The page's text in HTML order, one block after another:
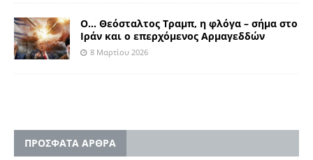
Ο… Θεόσταλτος Τραμπ, η φλόγα – σήμα στο
Ιράν και ο επερχόμενος Αρμαγεδδών
8 Μαρτίου 2026
ΠΡΟΣΦΑΤΑ ΑΡΘΡΑ